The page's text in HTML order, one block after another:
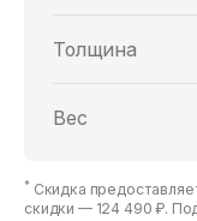
Толщина
Вес
* Скидка
скидки — 124 490 ₽.